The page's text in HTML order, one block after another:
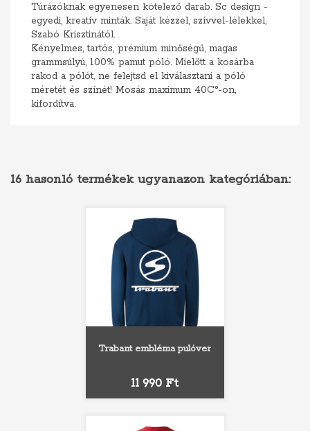
Túrázóknak egyenesen kötelező darab. Sc design -
egyedi, kreatív minták. Saját kézzel, szívvel-lélekkel,
Szabó Krisztinától.
Kényelmes, tartós, prémium minőségű, magas
grammsúlyú, 100% pamut póló. Mielőtt a kosárba
rakod a pólót, ne felejtsd el kiválasztani a póló
méretét és színét! Mosás maximum 40C°-on,
kifordítva.
16 hasonló termékek ugyanazon kategóriában:
Trabant embléma pulóver
Ár
11 990 Ft